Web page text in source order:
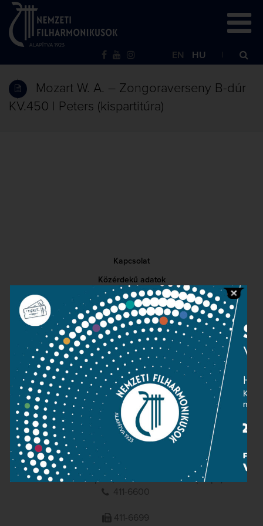
EN HU
Mozart W. A. – Zongoraverseny B-dúr
KV.450 | Peters (kispartitúra)
Kapcsolat
Közérdekű adatok
Sajtószoba
Adatvédelem
Impresszum
NEMZETI
FILHARMONIKUSOK
1095 Budapest, Komor Marcell u. 1. (Müpa)
411-6600
411-6699